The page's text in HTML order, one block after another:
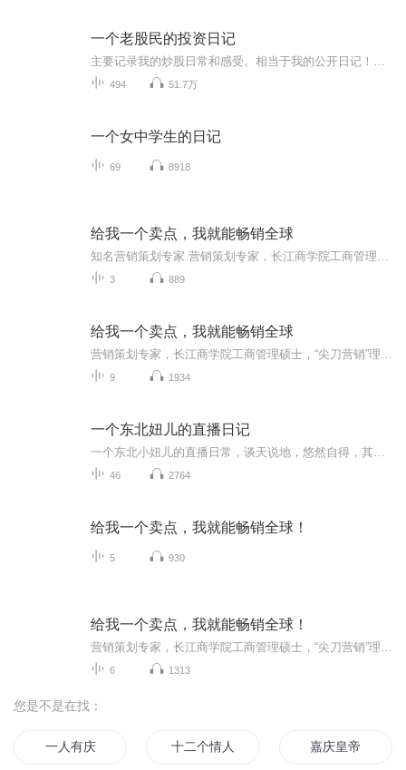
一个老股民的投资日记
494 51.7万
一个女中学生的日记
69 8918
给我一个卖点，我就能畅销全球
3 889
给我一个卖点，我就能畅销全球
9 1934
一个东北妞儿的直播日记
46 2764
给我一个卖点，我就能畅销全球！
5 930
给我一个卖点，我就能畅销全球！
6 1313
您是不是在找：
一人有庆 十二个情人节 嘉庆皇帝